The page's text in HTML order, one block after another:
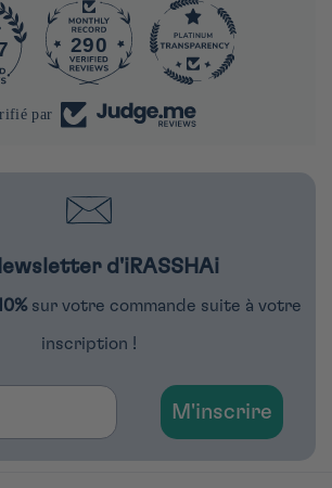
290
par
d'iRASSHAi
sur votre commande suite à votre
inscription !
M'inscrire